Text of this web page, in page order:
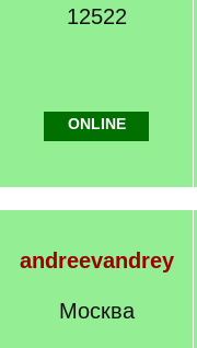
12522
ONLINE
andreevandrey
Москва